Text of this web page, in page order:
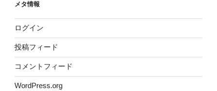
メタ情報
ログイン
投稿フィード
コメントフィード
WordPress.org